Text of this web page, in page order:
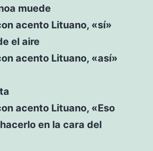
muede
acento Lituano, «sí»
el aire
acento Lituano, «así»
acento Lituano, «Eso
en la cara del